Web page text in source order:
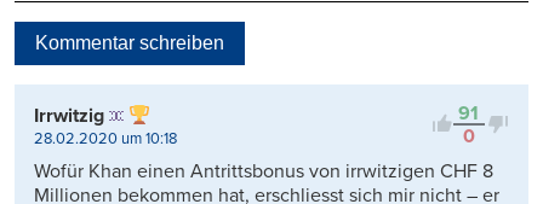
Kontrovers
Kommentar schreiben
91
0
Irrwitzig
28.02.2020 um 10:18
Wofür Khan einen Antrittsbonus von irrwitzigen CHF 8
Millionen bekommen hat, erschliesst sich mir nicht – er